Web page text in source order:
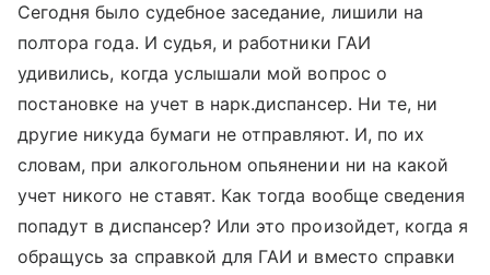
Сегодня было судебное заседание, лишили на
полтора года. И судья, и работники ГАИ
удивились, когда услышали мой вопрос о
постановке на учет в нарк.диспансер. Ни те, ни
другие никуда бумаги не отправляют. И, по их
словам, при алкогольном опьянении ни на какой
учет никого не ставят. Как тогда вообще сведения
попадут в диспансер? Или это произойдет, когда я
обращусь за справкой для ГАИ и вместо справки